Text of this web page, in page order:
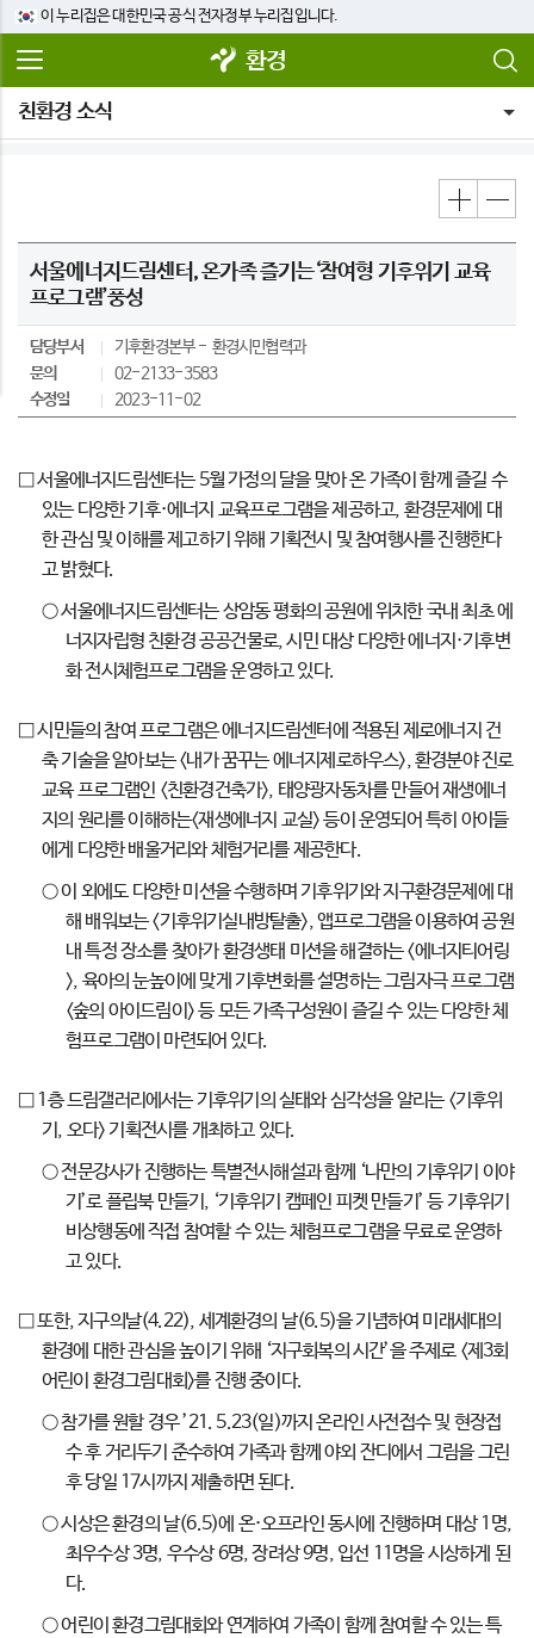
이 누리집은 대한민국 공식 전자정부 누리집입니다.
환경
친환경 소식
서울에너지드림센터, 온가족 즐기는‘참여형 기후위기 교육
프로그램’풍성
담당부서 기후환경본부
환경시민협력과
문의
02-2133-3583
수정일
2023-11-02
□ 서울에너지드림센터는 5월 가정의 달을 맞아 온 가족이 함께 즐길 수
있는 다양한 기후·에너지 교육프로그램을 제공하고, 환경문제에 대
한 관심 및 이해를 제고하기 위해 기획전시 및 참여행사를 진행한다
고 밝혔다.
○ 서울에너지드림센터는 상암동 평화의 공원에 위치한 국내 최초 에
너지자립형 친환경 공공건물로, 시민 대상 다양한 에너지·기후변
화 전시체험프로그램을 운영하고 있다.
□ 시민들의 참여 프로그램은 에너지드림센터에 적용된 제로에너지 건
축 기술을 알아보는 <내가 꿈꾸는 에너지제로하우스>, 환경분야 진로
교육 프로그램인 <친환경건축가>, 태양광자동차를 만들어 재생에너
지의 원리를 이해하는<재생에너지 교실> 등이 운영되어 특히 아이들
에게 다양한 배울거리와 체험거리를 제공한다.
○ 이 외에도 다양한 미션을 수행하며 기후위기와 지구환경문제에 대
해 배워보는 <기후위기실내방탈출>, 앱프로그램을 이용하여 공원
내 특정 장소를 찾아가 환경생태 미션을 해결하는 <에너지티어링
>, 육아의 눈높이에 맞게 기후변화를 설명하는 그림자극 프로그램
<숲의 아이드림이> 등 모든 가족구성원이 즐길 수 있는 다양한 체
험프로그램이 마련되어 있다.
□ 1층 드림갤러리에서는 기후위기의 실태와 심각성을 알리는 <기후위
기, 오다> 기획전시를 개최하고 있다.
○ 전문강사가 진행하는 특별전시해설과 함께 ‘나만의 기후위기 이야
기’로 플립북 만들기, ‘기후위기 캠페인 피켓 만들기’ 등 기후위기
비상행동에 직접 참여할 수 있는 체험프로그램을 무료로 운영하
고 있다.
□ 또한, 지구의날(4.22), 세계환경의 날(6.5)을 기념하여 미래세대의
환경에 대한 관심을 높이기 위해 ‘지구회복의 시간’을 주제로 <제3회
어린이 환경그림대회>를 진행 중이다.
○ 참가를 원할 경우 ’21. 5.23(일)까지 온라인 사전접수 및 현장접
수 후 거리두기 준수하여 가족과 함께 야외 잔디에서 그림을 그린
후 당일 17시까지 제출하면 된다.
○ 시상은 환경의 날(6.5)에 온·오프라인 동시에 진행하며 대상 1명,
최우수상 3명, 우수상 6명, 장려상 9명, 입선 11명을 시상하게 된
다.
○ 어린이 환경그림대회와 연계하여 가족이 함께 참여할 수 있는 특